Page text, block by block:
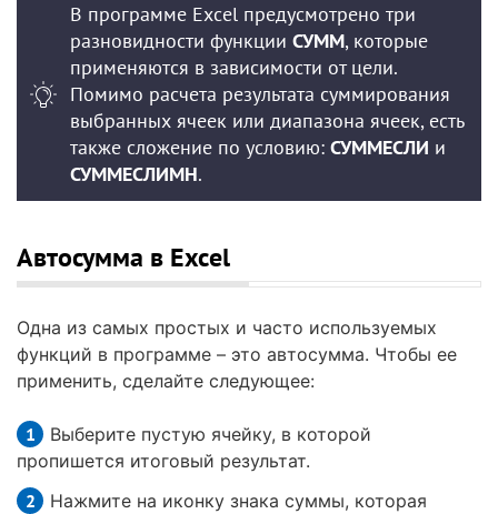
В программе Excel предусмотрено три
разновидности функции СУММ, которые
применяются в зависимости от цели.
Помимо расчета результата суммирования
выбранных ячеек или диапазона ячеек, есть
также сложение по условию: СУММЕСЛИ и
СУММЕСЛИМН.
Автосумма в Excel
Одна из самых простых и часто используемых
функций в программе – это автосумма. Чтобы ее
применить, сделайте следующее:
Выберите пустую ячейку, в которой
пропишется итоговый результат.
Нажмите на иконку знака суммы, которая